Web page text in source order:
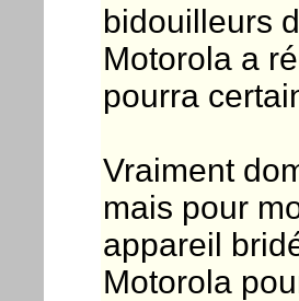
bidouilleurs
Motorola a
pourra
Vraiment
mais pour
appareil
Motorola